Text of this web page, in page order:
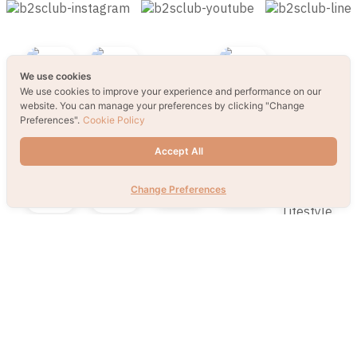
We use cookies
We use cookies to improve your experience and performance on our
website. You can manage your preferences by clicking "Change
Preferences". Cookie Policy
Accept All
Change Preferences